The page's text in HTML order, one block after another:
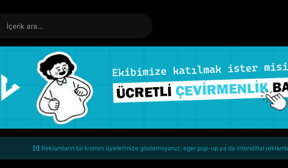
[!] Reklamların bir kısmını üyelerimize göstermiyoruz, eğer pop-up ya da interstitial